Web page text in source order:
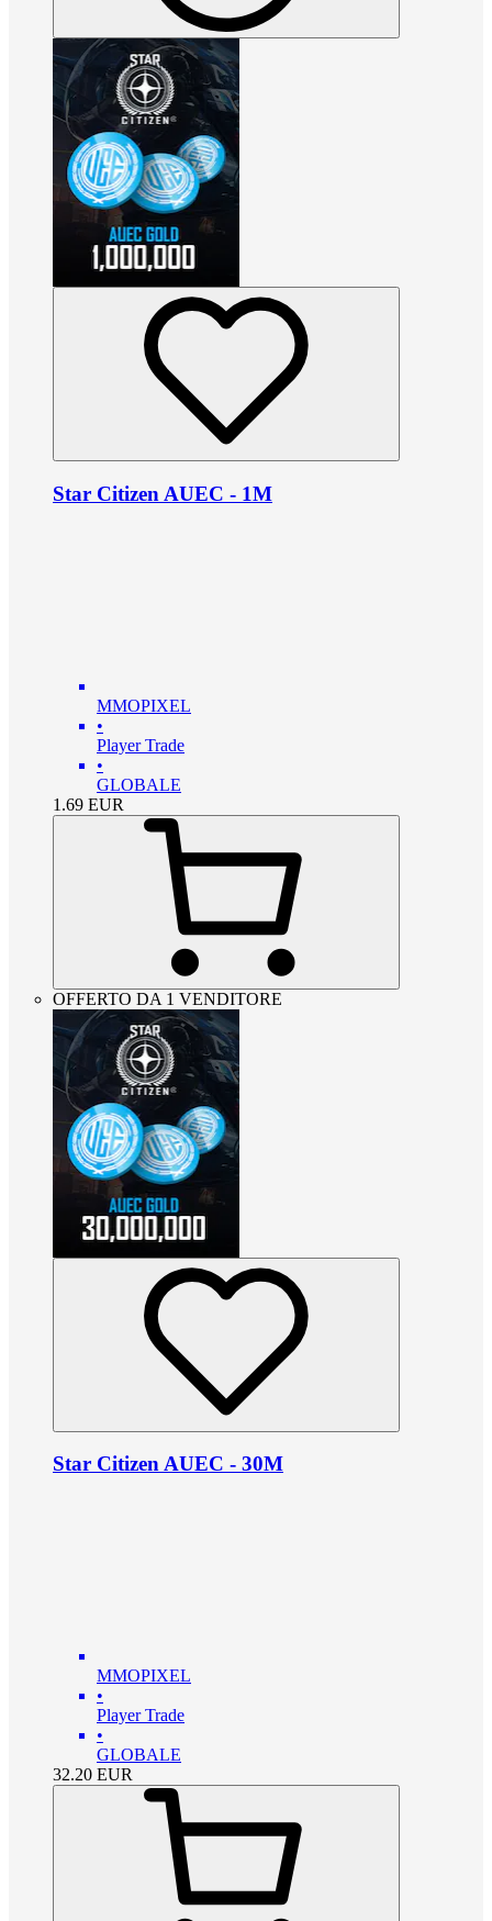
Star Citizen AUEC - 1M
MMOPIXEL
•
Player Trade
•
GLOBALE
1.69 EUR
OFFERTO DA 1 VENDITORE
Star Citizen AUEC - 30M
MMOPIXEL
•
Player Trade
•
GLOBALE
32.20 EUR